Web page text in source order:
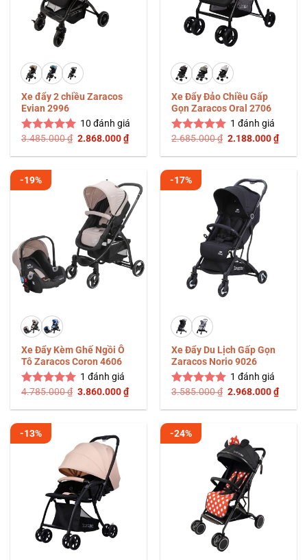
Xe đẩy 2 chiều Zaracos
Evian 2996
Được xếp
10 đánh giá
3.485.000₫ Giá
là:
2.868.000₫Giá
hiện
tại
2.868.000 ₫.
Xe Đẩy Đảo Chiều Gấp
Gọn Zaracos Oral 2706
Được xếp
1 đánh giá
2.685.000₫ Giá
là:
2.188.000₫Giá
hiện
tại
-19%
Xe Đẩy Kèm Ghế Ngồi Ô
Tô Zaracos Coron 4606
Được xếp
1 đánh giá
4.785.000₫ Giá
là:
3.860.000₫Giá
hiện
tại
3.860.000 ₫.
-17%
Xe Đẩy Du Lịch Gấp Gọn
Zaracos Norio 9026
Được xếp
1 đánh giá
3.585.000₫ Giá
là:
2.968.000₫Giá
hiện
tại
-13% -24%